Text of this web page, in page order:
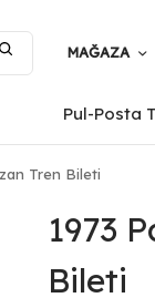
MAĞAZA
Pul-Posta
Tren Bileti
1973
Bileti